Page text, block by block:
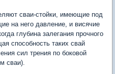
сваи-стойки, имеющие под
на него давление, и висячие
глубина залегания прочного
способность таких свай
сил трения по боковой
сваи).